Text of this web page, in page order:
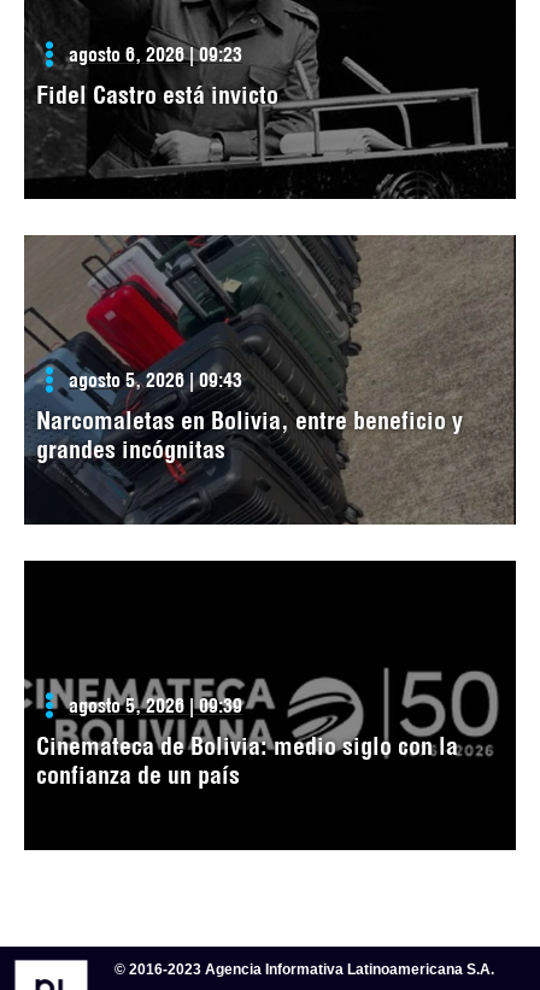
agosto 6, 2026 | 09:23
Fidel Castro está invicto
agosto 5, 2026 | 09:43
Narcomaletas en Bolivia, entre beneficio y
grandes incógnitas
agosto 5, 2026 | 09:39
Cinemateca de Bolivia: medio siglo con la
confianza de un país
© 2016-2023 Agencia Informativa Latinoamericana S.A.